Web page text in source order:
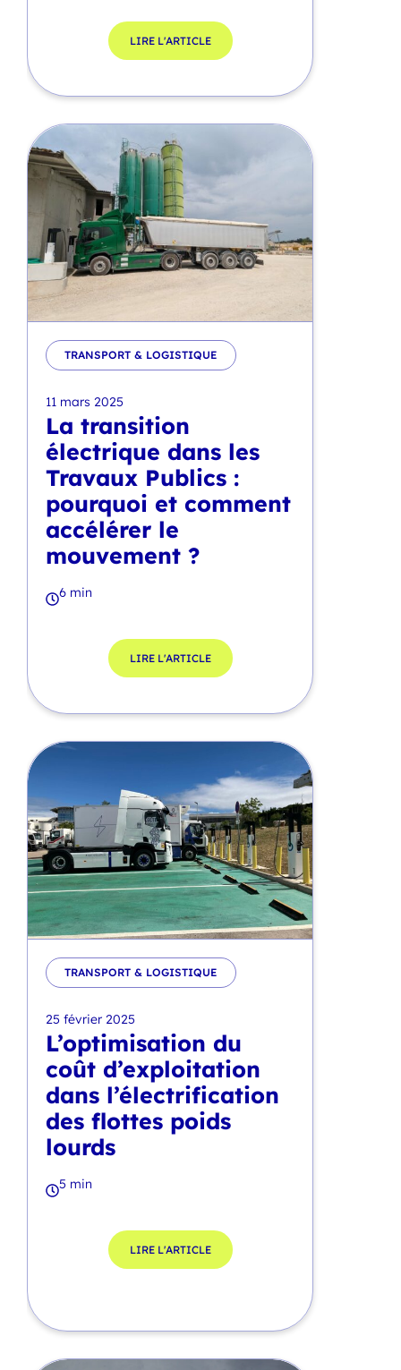
LIRE L'ARTICLE
TRANSPORT & LOGISTIQUE
11 mars 2025
La transition
électrique dans les
Travaux Publics :
pourquoi et comment
accélérer le
mouvement ?
6 min
LIRE L'ARTICLE
TRANSPORT & LOGISTIQUE
25 février 2025
L’optimisation du
coût d’exploitation
dans l’électrification
des flottes poids
lourds
5 min
LIRE L'ARTICLE